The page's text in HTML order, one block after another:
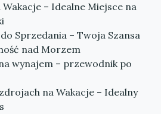
– Idealne Miejsce na
Sprzedania – Twoja Szansa
nad Morzem
wynajem – przewodnik po
na Wakacje – Idealny